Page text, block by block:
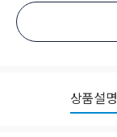
상품설명